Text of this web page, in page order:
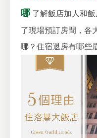
哪 了解飯店加人和
了現場預訂房間，各
哪？住宿退房有哪些